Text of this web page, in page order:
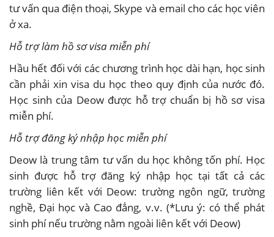
tư vấn qua điện thoại, Skype và email cho các học viên
ở xa.
Hỗ trợ làm hồ sơ visa miễn phí
Hầu hết đối với các chương trình học dài hạn, học sinh
cần phải xin visa du học theo quy định của nước đó.
Học sinh của Deow được hỗ trợ chuẩn bị hồ sơ visa
miễn phí.
Hỗ trợ đăng ký nhập học miễn phí
Deow là trung tâm tư vấn du học không tốn phí. Học
sinh được hỗ trợ đăng ký nhập học tại tất cả các
trường liên kết với Deow: trường ngôn ngữ, trường
nghề, Đại học và Cao đẳng, v.v. (*Lưu ý: có thể phát
sinh phí nếu trường nằm ngoài liên kết với Deow)